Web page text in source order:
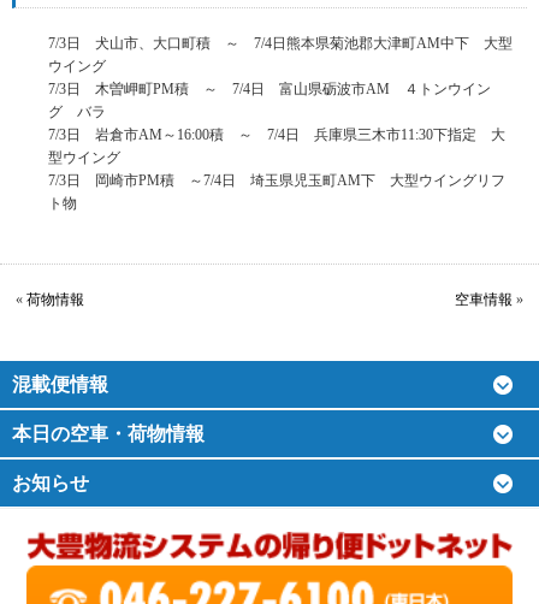
7/3日 犬山市、大口町積 ～ 7/4日熊本県菊池郡大津町AM中下 大型
ウイング
7/3日 木曽岬町PM積 ～ 7/4日 富山県砺波市AM ４トンウイン
グ バラ
7/3日 岩倉市AM～16:00積 ～ 7/4日 兵庫県三木市11:30下指定 大
型ウイング
7/3日 岡崎市PM積 ～7/4日 埼玉県児玉町AM下 大型ウイングリフ
ト物
« 荷物情報 空車情報 »
混載便情報
本日の空車・荷物情報
お知らせ